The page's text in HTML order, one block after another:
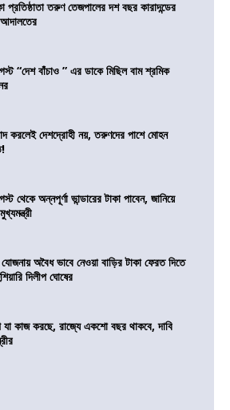
প্রতিষ্ঠাতা তরুণ তেজপালের দশ বছর কারাদন্ডের
আদালতের
“দেশ বাঁচাও ” এর ডাকে মিছিল বাম শ্রমিক
করলেই দেশদ্রোহী নয়, তরুণদের পাশে মোহন
থেকে অন্নপূর্ণা ভান্ডারের টাকা পাবেন, জানিয়ে
অবৈধ ভাবে নেওয়া বাড়ির টাকা ফেরত দিতে
দিলীপ ঘোষের
যা কাজ করছে, রাজ্যে একশো বছর থাকবে, দাবি